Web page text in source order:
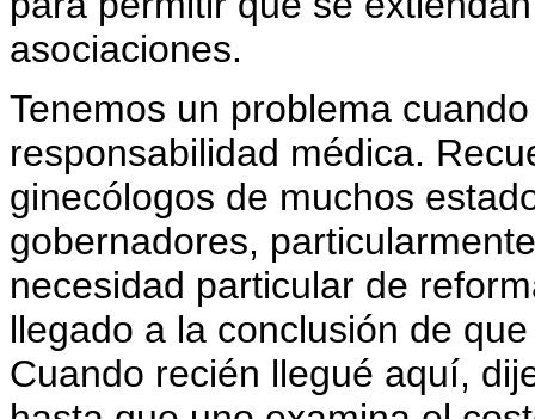
asociaciones.
Tenemos un problema
responsabilidad médica.
ginecólogos de muchos
gobernadores,
necesidad particular de
llegado a la conclusión de
Cuando recién llegué aquí,